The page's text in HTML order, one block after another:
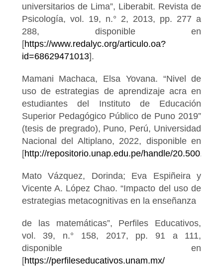
universitarios de Lima”, Liberabit. Revista de
Psicología, vol. 19, n.° 2, 2013, pp. 277 a
288, disponible en
[https://www.redalyc.org/articulo.oa?
id=68629471013].
Mamani Machaca, Elsa Yovana. “Nivel de
uso de estrategias de aprendizaje acra en
estudiantes del Instituto de Educación
Superior Pedagógico Público de Puno 2019”
(tesis de pregrado), Puno, Perú, Universidad
Nacional del Altiplano, 2022, disponible en
[http://repositorio.unap.edu.pe/handle/
Mato Vázquez, Dorinda; Eva Espiñeira y
Vicente A. López Chao. “Impacto del uso de
estrategias metacognitivas en la enseñanza
de las matemáticas”, Perfiles Educativos,
vol. 39, n.° 158, 2017, pp. 91 a 111,
disponible en
[https://perfileseducativos.unam.mx/